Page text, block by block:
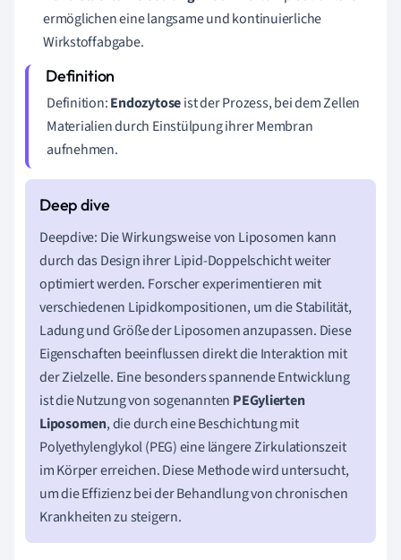
ermöglichen eine langsame und kontinuierliche
Wirkstoffabgabe.
Definition:Endozytoseist der Prozess, bei dem Zellen
Materialien durch Einstülpung ihrer Membran
aufnehmen.
Deepdive: Die Wirkungsweise von Liposomen kann
durch das Design ihrer Lipid-Doppelschicht weiter
optimiert werden. Forscher experimentieren mit
verschiedenen Lipidkompositionen, um die Stabilität,
Ladung und Größe der Liposomen anzupassen. Diese
Eigenschaften beeinflussen direkt die Interaktion mit
der Zielzelle. Eine besonders spannende Entwicklung
ist die Nutzung von sogenannten PEGylierten
Liposomen, die durch eine Beschichtung mit
Polyethylenglykol (PEG) eine längere Zirkulationszeit
im Körper erreichen. Diese Methode wird untersucht,
um die Effizienz bei der Behandlung von chronischen
Krankheiten zu steigern.